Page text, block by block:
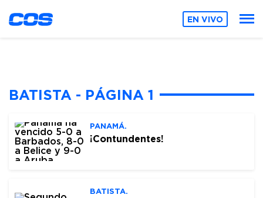
EN VIVO
BATISTA - PÁGINA 1
PANAMÁ.
¡Contundentes!
BATISTA.